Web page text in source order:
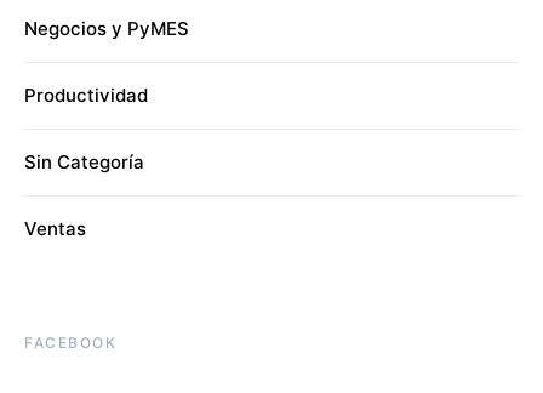
Negocios y PyMES
Productividad
Sin Categoría
Ventas
FACEBOOK